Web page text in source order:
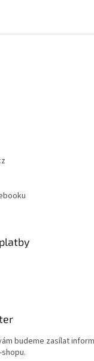
budeme zasílat